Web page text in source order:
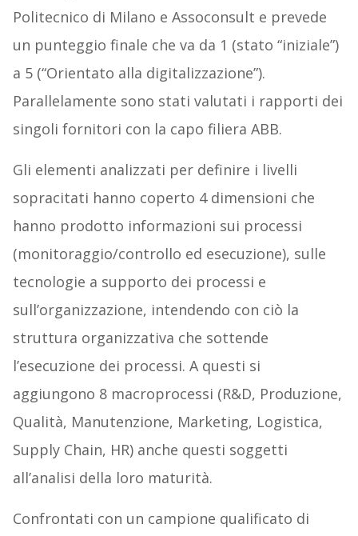
Politecnico di Milano e Assoconsult e prevede
un punteggio finale che va da 1 (stato “iniziale”)
a 5 (“Orientato alla digitalizzazione”).
Parallelamente sono stati valutati i rapporti dei
singoli fornitori con la capo filiera ABB.
Gli elementi analizzati per definire i livelli
sopracitati hanno coperto 4 dimensioni che
hanno prodotto informazioni sui processi
(monitoraggio/controllo ed esecuzione), sulle
tecnologie a supporto dei processi e
sull’organizzazione, intendendo con ciò la
struttura organizzativa che sottende
l’esecuzione dei processi. A questi si
aggiungono 8 macroprocessi (R&D, Produzione,
Qualità, Manutenzione, Marketing, Logistica,
Supply Chain, HR) anche questi soggetti
all’analisi della loro maturità.
Confrontati con un campione qualificato di